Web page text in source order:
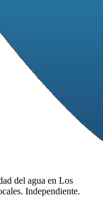
del agua en Los
Independiente.